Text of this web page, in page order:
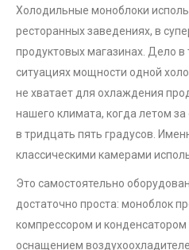
Холодильные моноблоки
ресторанных заведениях, в
продуктовых магазинах. Дело
ситуациях мощности одной
не хватает для охлаждения
нашего климата, когда летом
в тридцать пять градусов.
классическими камерами
Это самостоятельно
достаточно проста: моноблок
компрессором и
оснащением